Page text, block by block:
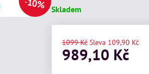
10% Skladem
1099 Kč Sleva 109,90 Kč
989,10 Kč